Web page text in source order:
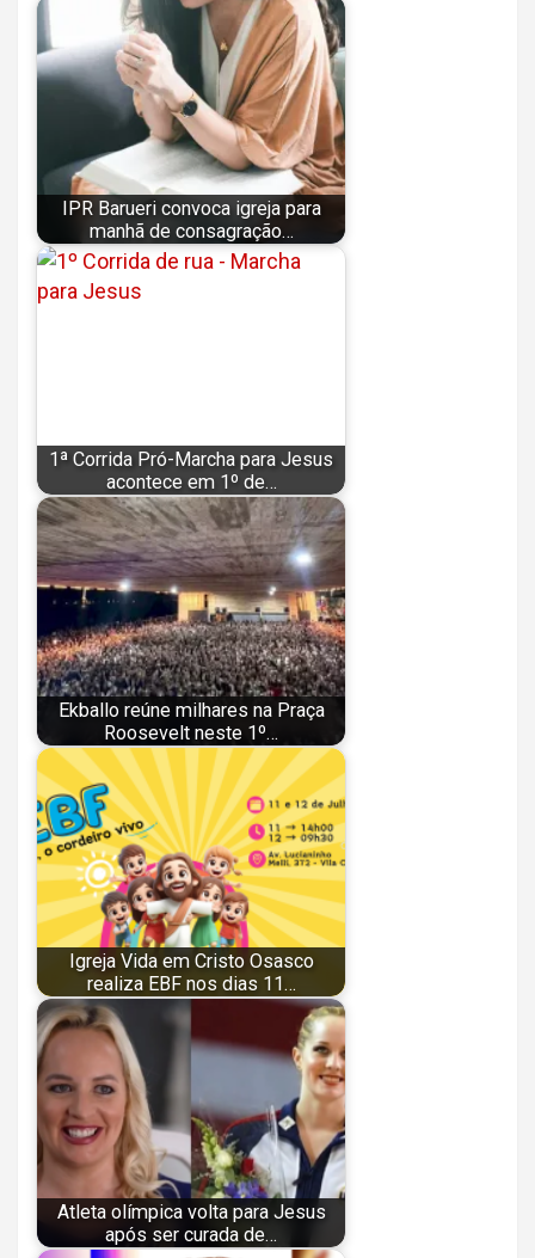
IPR Barueri convoca igreja para
manhã de consagração…
1ª Corrida Pró-Marcha para Jesus
acontece em 1º de…
Ekballo reúne milhares na Praça
Roosevelt neste 1º…
Igreja Vida em Cristo Osasco
realiza EBF nos dias 11…
Atleta olímpica volta para Jesus
após ser curada de…